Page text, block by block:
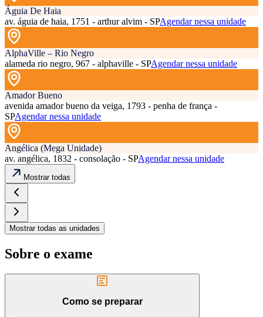
Águia De Haia
av. águia de haia, 1751 - arthur alvim - SPAgendar nessa unidade
AlphaVille – Rio Negro
alameda rio negro, 967 - alphaville - SPAgendar nessa unidade
Amador Bueno
avenida amador bueno da veiga, 1793 - penha de frança -
SPAgendar nessa unidade
Angélica (Mega Unidade)
av. angélica, 1832 - consolação - SPAgendar nessa unidade
Mostrar todas
Mostrar todas as unidades
Sobre o exame
Como se preparar